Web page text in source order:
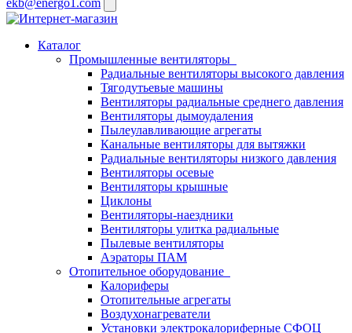
ekb@energo1.com
Каталог
Промышленные вентиляторы
Радиальные вентиляторы высокого давления
Тягодутьевые машины
Вентиляторы радиальные среднего давления
Вентиляторы дымоудаления
Пылеулавливающие агрегаты
Канальные вентиляторы для вытяжки
Радиальные вентиляторы низкого давления
Вентиляторы осевые
Вентиляторы крышные
Циклоны
Вентиляторы-наездники
Вентиляторы улитка радиальные
Пылевые вентиляторы
Аэраторы ПАМ
Отопительное оборудование
Калориферы
Отопительные агрегаты
Воздухонагреватели
Установки электрокалориферные СФОЦ